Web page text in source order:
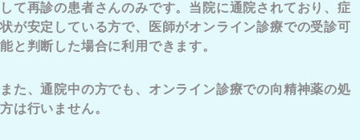
して再診の患者さんのみです。当院に通院されており、症
状が安定している方で、医師がオンライン診療での受診可
能と判断した場合に利用できます。
また、通院中の方でも、オンライン診療での向精神薬の処
方は行いません。